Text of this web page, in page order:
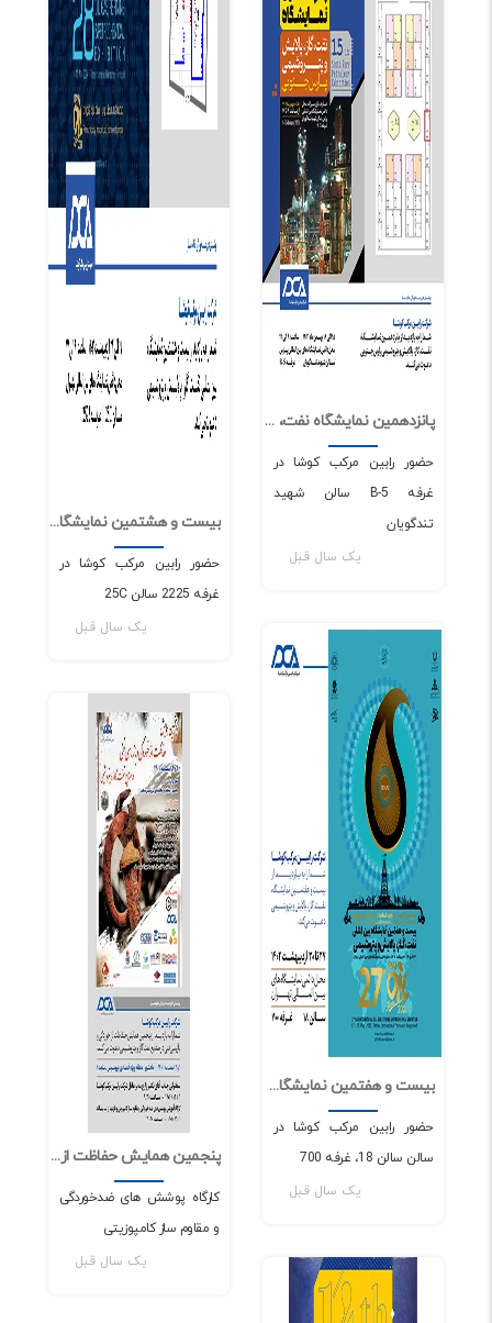
2491
بیست و هشتمین نمایشگاه بین المللی نفت، گاز، پالایش و پتروشیمی
حضور رابین مرکب کوشا در
غرفه 2225 سالن 25C
یک سال قبل
1902
پانزدهمین نمایشگاه نفت، گاز، پالایش و پتروشیمی پارس جنوبی
حضور رابین مرکب کوشا در
غرفه B-5 سالن شهید
تندگویان
یک سال قبل
1920
بیست و هفتمین نمایشگاه نفت و گاز تهران
حضور رابین مرکب کوشا در
سالن سالن 18، غرفه 700
یک سال قبل
2396
پنجمین همایش حفاظت از خوردگی و بازرسی فنی در منطقه ویژه اقتصادی ماهشهر
کارگاه پوشش های ضدخوردگی
و مقاوم ساز کامپوزیتی
یک سال قبل